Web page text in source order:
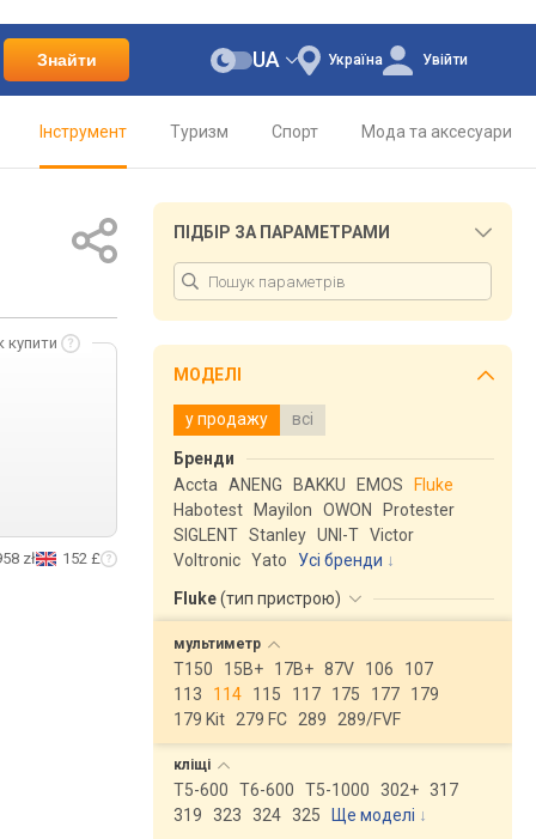
Знайти Україна
UA Увійти
Інструмент Туризм Спорт Мода та аксесуари
купити
zł 152 £
ПІДБІР ЗА ПАРАМЕТРАМИ
МОДЕЛІ
у продажу всі
Бренди
Accta
ANENG BAKKU EMOS
Fluke
Habotest
Mayilon OWON
Protester
SIGLENT Stanley UNI-T Victor
Voltronic Yato
Усі бренди
Fluke(тип пристрою)
мультиметр
T150 15B+ 17B+ 87V 106
107
113
114 115 117 175 177
179
179 Kit
279 FC 289 289/FVF
кліщі
T5-600 T6-600 T5-1000 302+ 317
319
323 324 325 Ще моделі ↓